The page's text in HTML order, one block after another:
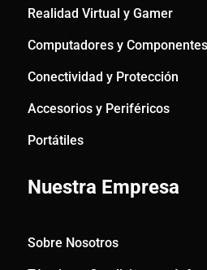
Realidad Virtual y Gamer
Computadores y Componentes
Conectividad y Protección
Accesorios y Periféricos
Portátiles
Nuestra Empresa
Sobre Nosotros